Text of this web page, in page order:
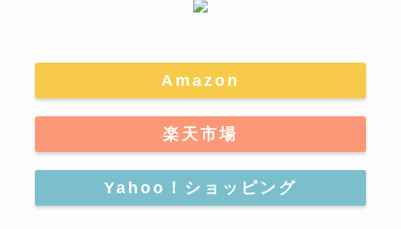
Amazon
楽天市場
Yahoo！ショッピング